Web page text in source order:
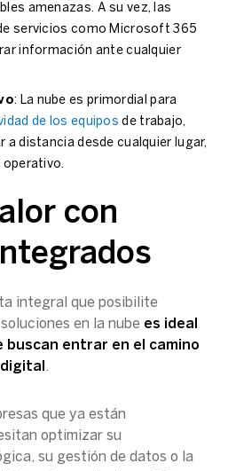
amenazas. A su vez, las
servicios como Microsoft 365
información ante cualquier
: La nube es primordial para
de los equipos de trabajo,
a distancia desde cualquier lugar,
con
integral que posibilite
en la nube es ideal
buscan entrar en el camino
.
que ya están
optimizar su
su gestión de datos o la